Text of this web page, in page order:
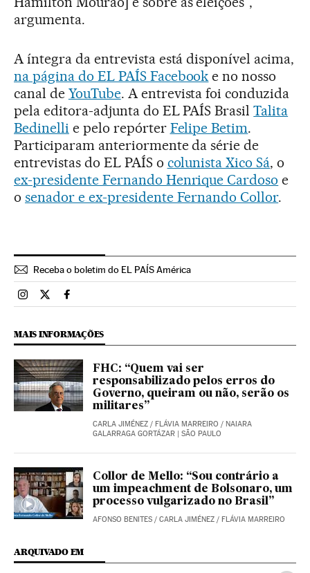
argumenta.
A íntegra da entrevista está disponível acima,
na página do EL PAÍS Facebook e no nosso
canal de YouTube. A entrevista foi conduzida
pela editora-adjunta do EL PAÍS BrasilTalita
Bedinelli e pelo repórter Felipe Betim.
Participaram anteriormente da série de
entrevistas do EL PAÍS o colunista Xico Sá, o
ex-presidente Fernando Henrique Cardoso e
o senador e ex-presidente Fernando Collor.
Receba o boletim do EL PAÍS América
Brasil El País Brasil en Instagram
Brasil El País Brasil en Twitter
Brasil El País Brasil en Facebook
MAIS INFORMAÇÕES
FHC: “Quem vai ser
responsabilizado pelos erros do
Governo, queiram ou não, serão os
militares”
CARLA JIMÉNEZ / FLÁVIA MARREIRO / NAIARA
GALARRAGA GORTÁZAR | SÃO PAULO
Collor de Mello: “Sou contrário a
um impeachment de Bolsonaro, um
processo vulgarizado no Brasil”
AFONSO BENITES / CARLA JIMÉNEZ / FLÁVIA MARREIRO
ARQUIVADO EM